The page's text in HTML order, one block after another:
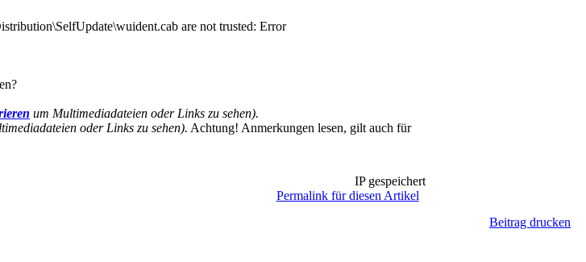
are not trusted: Error
um Multimediadateien oder Links zu sehen).
oder Links zu sehen). Achtung! Anmerkungen lesen, gilt auch für
IP gespeichert
Permalink für diesen Artikel
Beitrag drucken